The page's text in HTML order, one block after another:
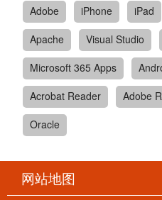
Adobe
iPhone iPad
Apache
Visual Studio
Microsoft 365 Apps
Acrobat Reader
Adobe
Oracle
网站地图